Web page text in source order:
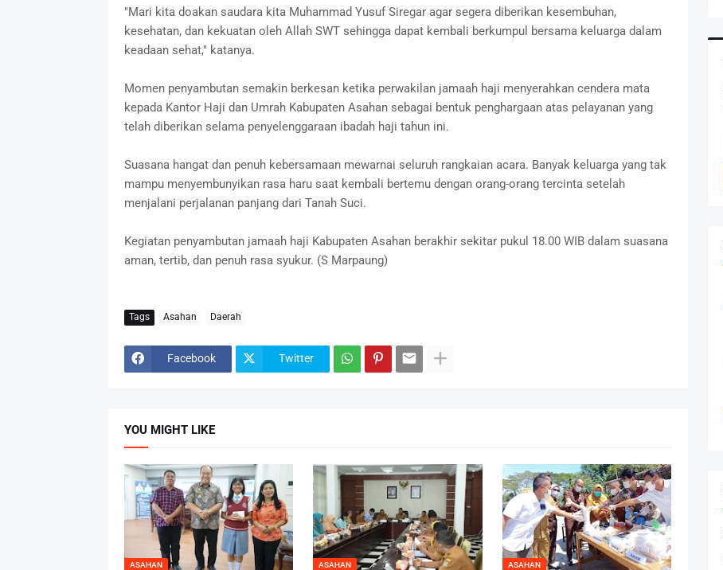
"Mari kita doakan saudara kita Muhammad Yusuf Siregar agar segera diberikan kesembuhan,
kesehatan, dan kekuatan oleh Allah SWT sehingga dapat kembali berkumpul bersama keluarga dalam
keadaan sehat," katanya.
Momen penyambutan semakin berkesan ketika perwakilan jamaah haji menyerahkan cendera mata
kepada Kantor Haji dan Umrah Kabupaten Asahan sebagai bentuk penghargaan atas pelayanan yang
telah diberikan selama penyelenggaraan ibadah haji tahun ini.
Suasana hangat dan penuh kebersamaan mewarnai seluruh rangkaian acara. Banyak keluarga yang tak
mampu menyembunyikan rasa haru saat kembali bertemu dengan orang-orang tercinta setelah
menjalani perjalanan panjang dari Tanah Suci.
Kegiatan penyambutan jamaah haji Kabupaten Asahan berakhir sekitar pukul 18.00 WIB dalam suasana
aman, tertib, dan penuh rasa syukur. (S Marpaung)
Tags Asahan Daerah
Facebook Twitter
YOU MIGHT LIKE
ASAHAN ASAHAN ASAHAN